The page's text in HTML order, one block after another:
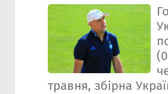
травня, збірна